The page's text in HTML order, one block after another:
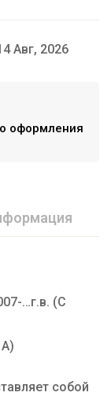
Авг, 2026
оформления
…г.в. (С
собой